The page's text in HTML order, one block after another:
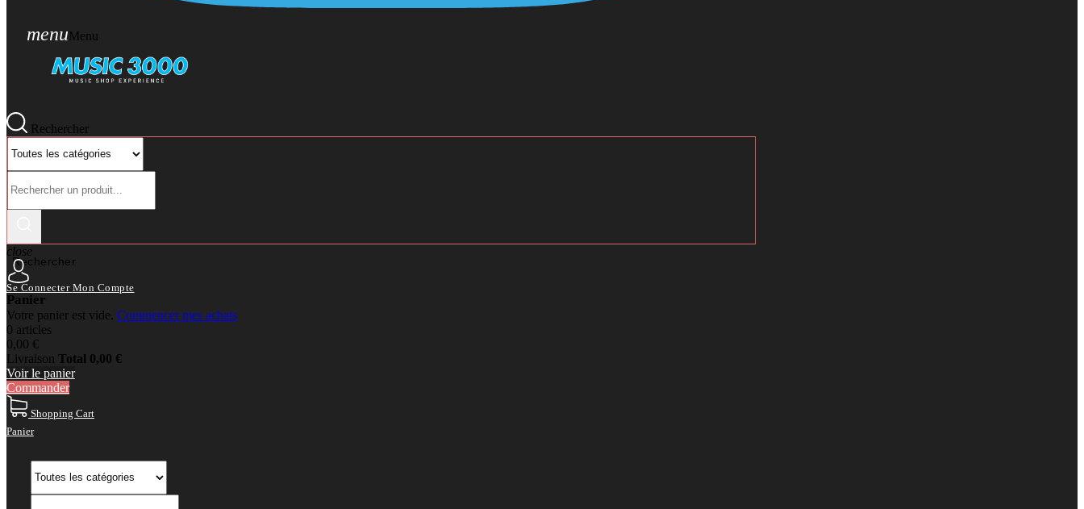
menuMenu
Rechercher
Rechercher
close
Se Connecter Mon Compte
Panier
Votre panier est vide. Commencer mes achats
0 articles
0,00 €
Livraison Total 0,00 €
Voir le panier
Commander
Shopping Cart
Panier